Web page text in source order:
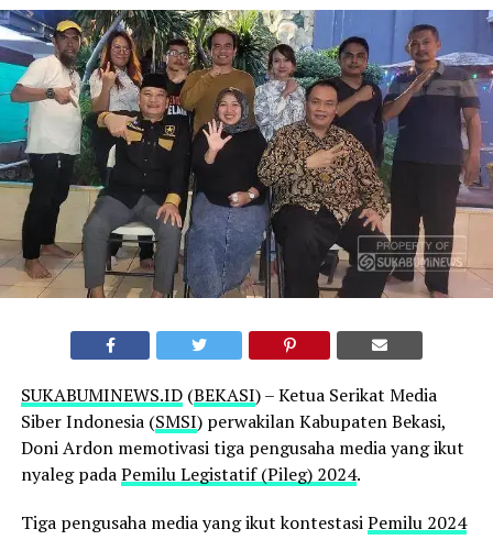
SUKABUMINEWS.ID(BEKASI) – Ketua Serikat Media
Siber Indonesia (SMSI) perwakilan Kabupaten Bekasi,
Doni Ardon memotivasi tiga pengusaha media yang ikut
nyaleg padaPemilu Legistatif (Pileg) 2024.
Tiga pengusaha media yang ikut kontestasiPemilu 2024